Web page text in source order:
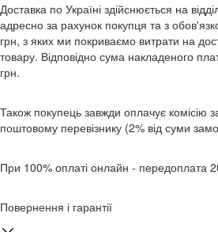
Доставка по Україні здійснюється на
адресно за рахунок покупця та з
грн, з яких ми покриваємо витрати на
товару. Відповідно сума накладеного
грн.
Також покупець завжди оплачує комісію
поштовому перевізнику (2% від суми
При 100% оплаті онлайн - передоплата
Повернення і гарантії